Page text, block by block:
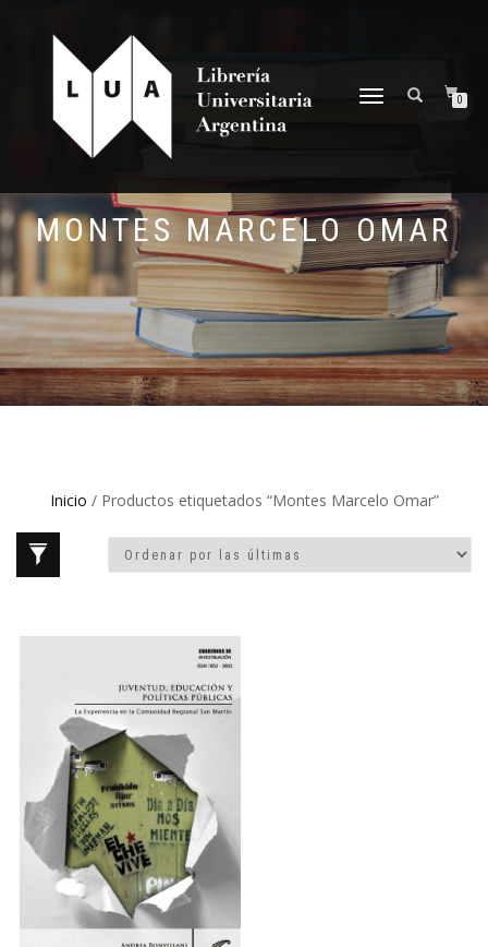
NAVEGACIÓN
0
MONTES MARCELO OMAR
Inicio / Productos etiquetados “Montes Marcelo Omar”